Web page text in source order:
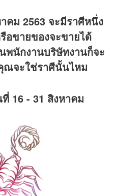
คม 2563 จะมีราศีหนึ่ง
อขายของจะขายได้
พนักงานบริษัทงานก็จะ
ณจะใช่ราศีนั้นไหม
16 - 31 สิงหาคม